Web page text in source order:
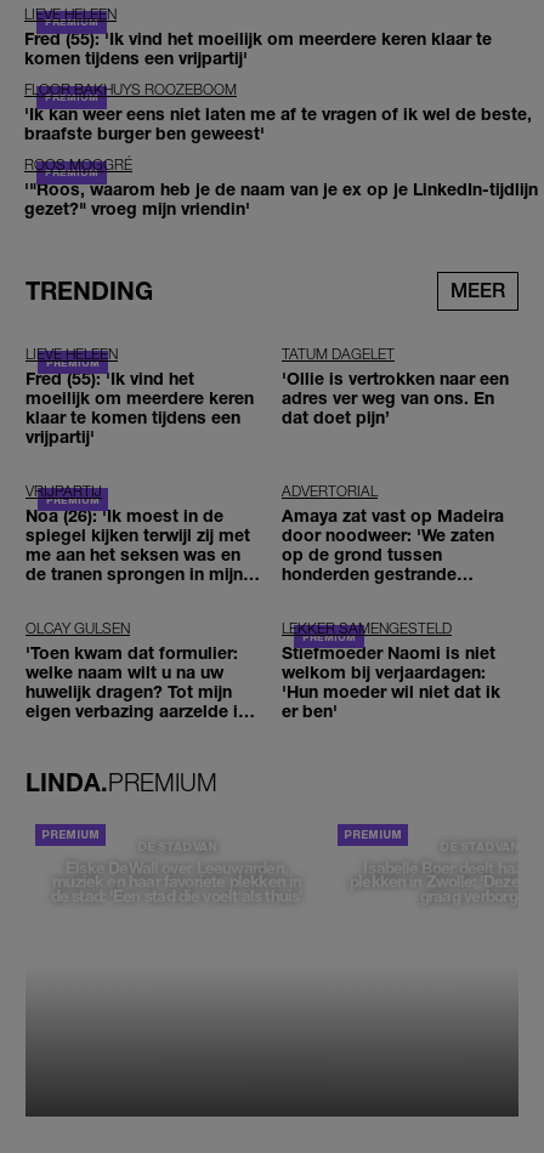
LIEVE HELEEN
Fred (55): 'Ik vind het moeilijk om meerdere keren klaar te
komen tijdens een vrijpartij'
FLOOR BAKHUYS ROOZEBOOM
'Ik kan weer eens niet laten me af te vragen of ik wel de beste,
braafste burger ben geweest'
ROOS MOGGRÉ
'"Roos, waarom heb je de naam van je ex op je LinkedIn-tijdlijn
gezet?" vroeg mijn vriendin'
TRENDING MEER
LIEVE HELEEN
Fred (55): 'Ik vind het
moeilijk om meerdere keren
klaar te komen tijdens een
vrijpartij'
TATUM DAGELET
'Ollie is vertrokken naar een
adres ver weg van ons. En
dat doet pijn’
VRIJPARTIJ
Noa (26): 'Ik moest in de
spiegel kijken terwijl zij met
me aan het seksen was en
de tranen sprongen in mijn
ADVERTORIAL
Amaya zat vast op Madeira
door noodweer: 'We zaten
op de grond tussen
honderden gestrande
OLCAY GULSEN
'Toen kwam dat formulier:
welke naam wilt u na uw
huwelijk dragen? Tot mijn
eigen verbazing aarzelde ik
LEKKER SAMENGESTELD
Stiefmoeder Naomi is niet
welkom bij verjaardagen:
'Hun moeder wil niet dat ik
er ben'
LINDA.PREMIUM
DE STAD VAN
Elske DeWall over Leeuwarden,
muziek en haar favoriete plekken in
de stad: 'Een stad die voelt als thuis'
DE STAD VAN
Isabelle Boer deelt haar
plekken in Zwolle: 'Deze
graag verborgen'